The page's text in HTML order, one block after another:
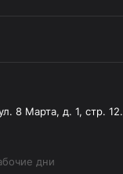
8 Марта, д. 1, стр. 12.
дни